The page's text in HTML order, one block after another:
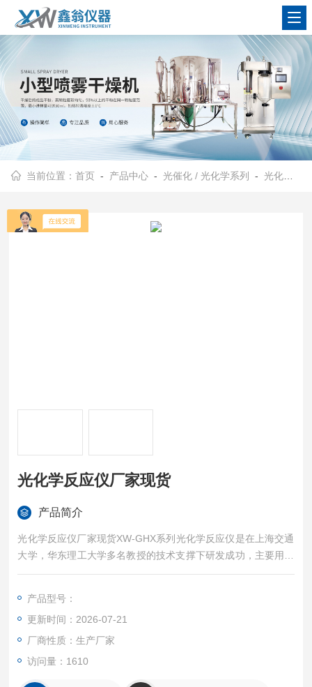
查看更多
当前位置：首页 - 产品中心 -光催化 / 光化学系列 -光化学反应仪
光化学反应仪厂家现货
产品简介
光化学反应仪厂家现货XW-GHX系列光化学反应仪是在上海交通
大学，华东理工大学多名教授的技术支撑下研发成功，主要用于
研究气相或液相介质、固定或流动体系、紫外光或模拟可见光
产品型号：
更新时间：2026-07-21
厂商性质：生产厂家
访问量：1610